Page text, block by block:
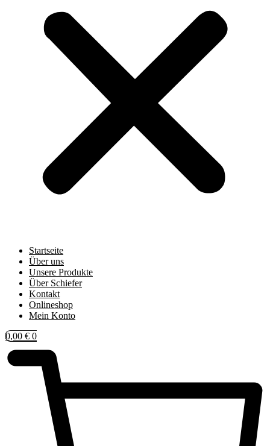
Startseite
Über uns
Unsere Produkte
Über Schiefer
Kontakt
Onlineshop
Mein Konto
0,00 € 0